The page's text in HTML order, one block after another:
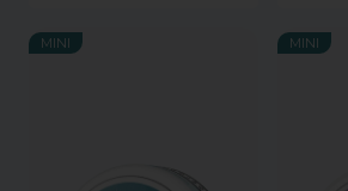
MINI MINI